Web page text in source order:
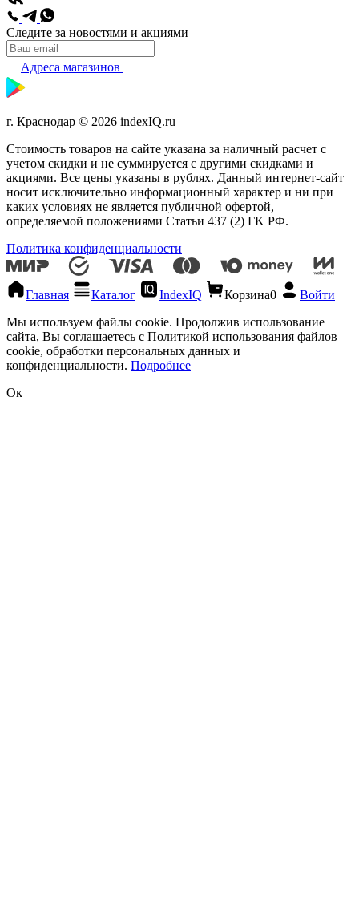
Следите за новостями и акциями
Адреса магазинов
г. Краснодар © 2026 indexIQ.ru
Стоимость товаров на сайте указана за наличный расчет с
учетом скидки и не суммируется с другими скидками и
акциями. Все цены указаны в рублях. Данный интернет-сайт
носит исключительно информационный характер и ни при
каких условиях не является публичной офертой,
определяемой положениями Статьи 437 (2) ГK РФ.
Политика конфиденциальности
Главная Каталог IndexIQ Корзина0
Войти
Мы используем файлы cookie. Продолжив использование
сайта, Вы соглашаетесь с Политикой использования файлов
cookie, обработки персональных данных и
конфиденциальности. Подробнее
Ок